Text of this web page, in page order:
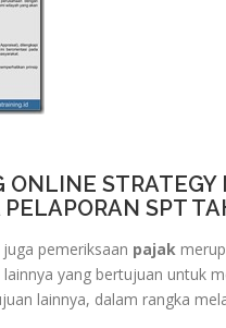
ONLINE
PELAPORAN SPT
pemeriksaan pajak
yang bertujuan untuk
lainnya, dalam rangka